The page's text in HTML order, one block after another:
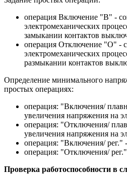
операция Включение "В" -
электромеханических
замыкании контактов
операция Отключение "О" -
электромеханических
размыкании контактов
Определение минимального
простых операциях:
операция: "Включения/
увеличения напряжения на
операция: "Отключения/
увеличения напряжения на
операция: "Включения/ рег."
операция: "Отключения/
Проверка работоспособности в